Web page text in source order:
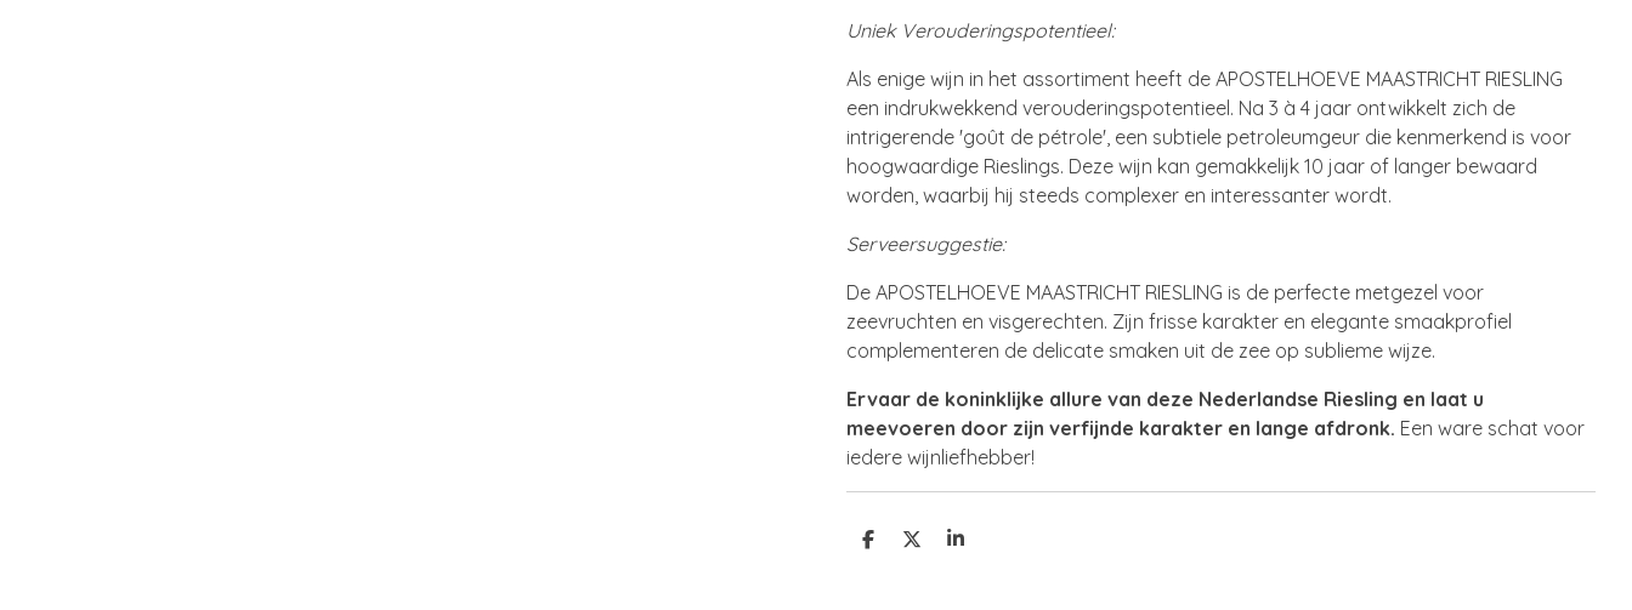
Uniek Verouderingspotentieel:
Als enige wijn in het assortiment heeft de APOSTELHOEVE MAASTRICHT RIESLING
een indrukwekkend verouderingspotentieel. Na 3 à 4 jaar ontwikkelt zich de
intrigerende 'goût de pétrole', een subtiele petroleumgeur die kenmerkend is voor
hoogwaardige Rieslings. Deze wijn kan gemakkelijk 10 jaar of langer bewaard
worden, waarbij hij steeds complexer en interessanter wordt.
Serveersuggestie:
De APOSTELHOEVE MAASTRICHT RIESLING is de perfecte metgezel voor
zeevruchten en visgerechten. Zijn frisse karakter en elegante smaakprofiel
complementeren de delicate smaken uit de zee op sublieme wijze.
Ervaar de koninklijke allure van deze Nederlandse Riesling en laat u
meevoeren door zijn verfijnde karakter en lange afdronk. Een ware schat voor
iedere wijnliefhebber!
S
S
S